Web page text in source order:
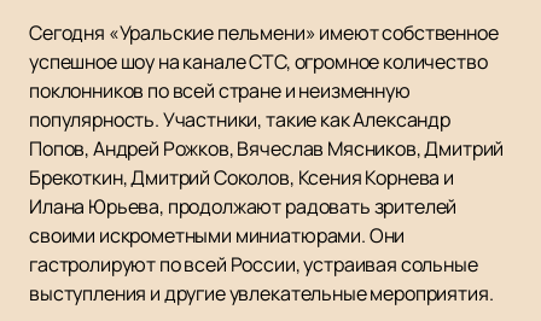
Сегодня «Уральские пельмени» имеют собственное
успешное шоу на канале СТС, огромное количество
поклонников по всей стране и неизменную
популярность. Участники, такие как Александр
Попов, Андрей Рожков, Вячеслав Мясников, Дмитрий
Брекоткин, Дмитрий Соколов, Ксения Корнева и
Илана Юрьева, продолжают радовать зрителей
своими искрометными миниатюрами. Они
гастролируют по всей России, устраивая сольные
выступления и другие увлекательные мероприятия.